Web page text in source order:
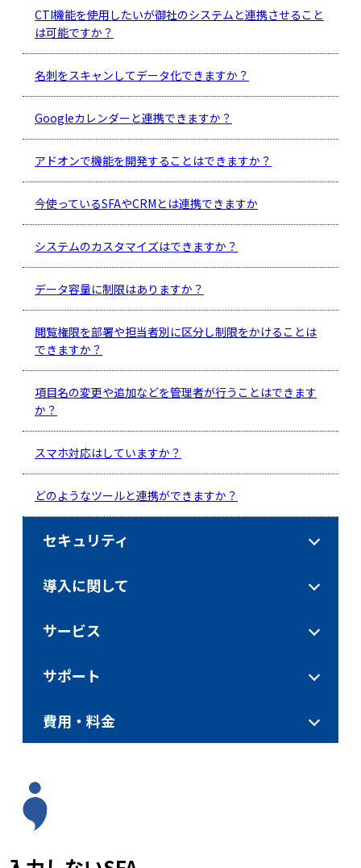
CTI機能を使用したいが御社のシステムと連携させること
は可能ですか？
名刺をスキャンしてデータ化できますか？
Googleカレンダーと連携できますか？
アドオンで機能を開発することはできますか？
今使っているSFAやCRMとは連携できますか
システムのカスタマイズはできますか？
データ容量に制限はありますか？
閲覧権限を部署や担当者別に区分し制限をかけることは
できますか？
項目名の変更や追加などを管理者が行うことはできます
か？
スマホ対応はしていますか？
どのようなツールと連携ができますか？
セキュリティ
導入に関して
サービス
サポート
費用・料金